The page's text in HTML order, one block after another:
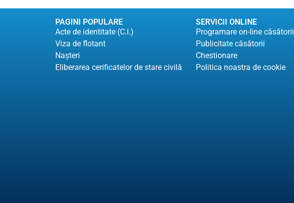
PAGINI POPULARE
Acte de identitate (C.I.)
Viza de flotant
Naşteri
Eliberarea cerificatelor de stare civilă
SERVICII ONLINE
Programare on-line căsătorii
Publicitate căsătorii
Chestionare
Politica noastra de cookie